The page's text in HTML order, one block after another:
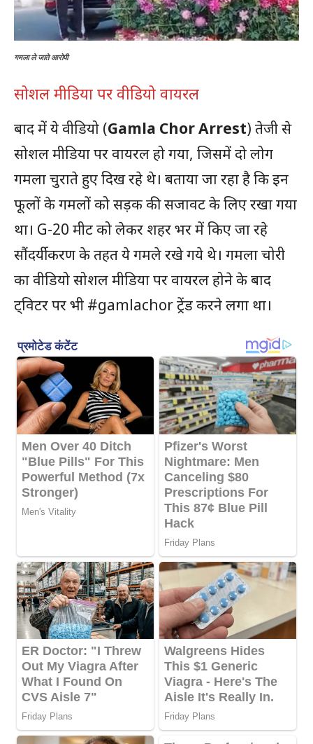
गमला ले जाते आरोपी
सोशल मीडिया पर वीडियो वायरल
बाद में ये वीडियो (Gamla Chor Arrest) तेजी से
सोशल मीडिया पर वायरल हो गया, जिसमें दो लोग
गमला चुराते हुए दिख रहे थे। बताया जा रहा है कि इन
फूलों के गमलों को सड़क की सजावट के लिए रखा गया
था। G-20 मीट को लेकर शहर भर में किए जा रहे
सौंदर्यीकरण के तहत ये गमले रखे गये थे। गमला चोरी
का वीडियो सोशल मीडिया पर वायरल होने के बाद
ट्विटर पर भी #gamlachor ट्रेंड करने लगा था।